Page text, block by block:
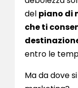
del piano di
che ti
entro le
Ma da dove